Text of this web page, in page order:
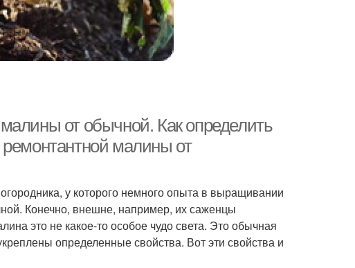
от обычной. Как определить
малины от
у которого немного опыта в выращивании
Конечно, внешне, например, их саженцы
это не какое-то особое чудо света. Это обычная
определенные свойства. Вот эти свойства и